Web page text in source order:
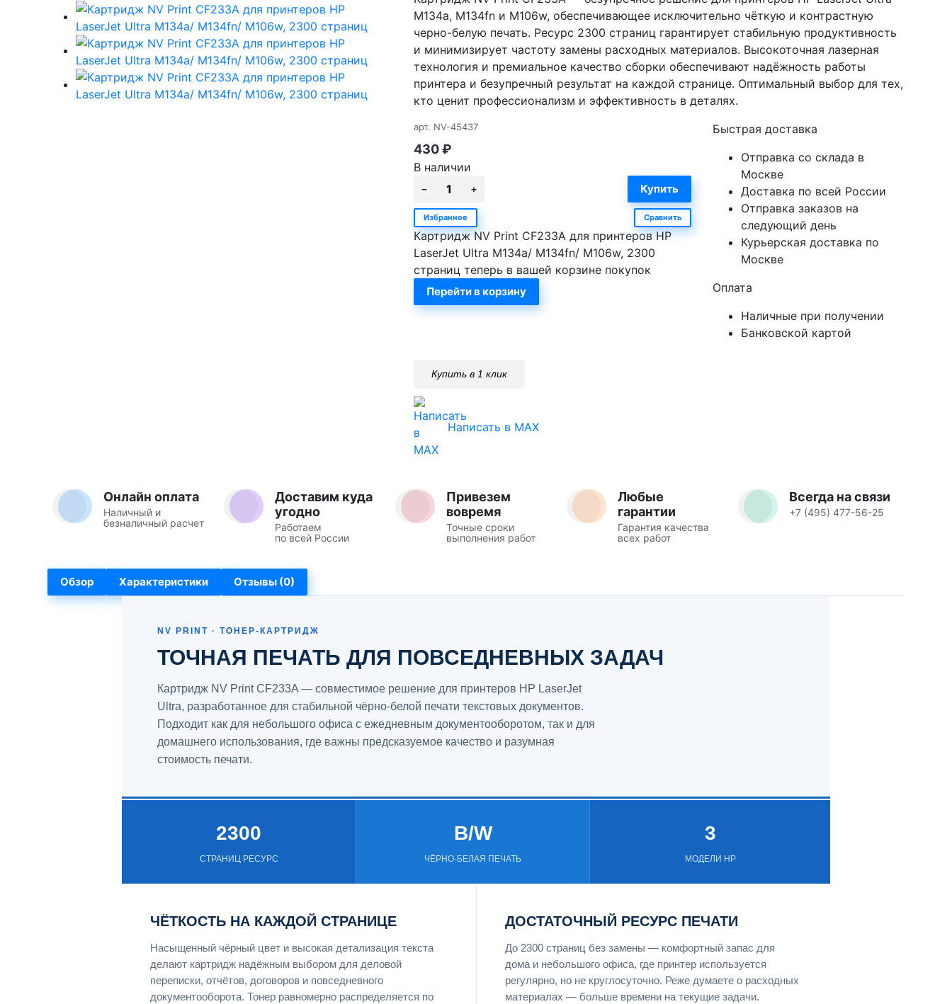
M134a, M134fn и M106w, обеспечивающее исключительно чёткую и контрастную
черно-белую печать. Ресурс 2300 страниц гарантирует стабильную продуктивность
и минимизирует частоту замены расходных материалов. Высокоточная лазерная
технология и премиальное качество сборки обеспечивают надёжность работы
принтера и безупречный результат на каждой странице. Оптимальный выбор для тех,
кто ценит профессионализм и эффективность в деталях.
арт. NV-45437
430₽
В наличии
Избранное Сравнить
Картридж NV Print CF233A для принтеров HP
LaserJet Ultra M134a/ M134fn/ M106w, 2300
страниц теперь в вашей корзине покупок
Перейти в корзину
Быстрая доставка
Отправка со склада в
Москве
Доставка по всей России
Отправка заказов на
следующий день
Курьерская доставка по
Москве
Оплата
Наличные при получении
Банковской картой
Купить в 1 клик
Написать в MAX
Онлайн оплата
Наличный и
безналичный расчет
Доставим куда
угодно
Работаем
по всей России
Привезем
вовремя
Точные сроки
выполнения работ
Любые
гарантии
Гарантия качества
всех работ
Всегда на связи
+7 (495) 477-56-25
Обзор Характеристики Отзывы (0)
NV PRINT · ТОНЕР-КАРТРИДЖ
ТОЧНАЯ ПЕЧАТЬ ДЛЯ ПОВСЕДНЕВНЫХ ЗАДАЧ
Картридж NV Print CF233A — совместимое решение для принтеров HP LaserJet
Ultra, разработанное для стабильной чёрно-белой печати текстовых документов.
Подходит как для небольшого офиса с ежедневным документооборотом, так и для
домашнего использования, где важны предсказуемое качество и разумная
стоимость печати.
2300
СТРАНИЦ РЕСУРС
B/W
ЧЁРНО-БЕЛАЯ ПЕЧАТЬ
3
МОДЕЛИ HP
ЧЁТКОСТЬ НА КАЖДОЙ СТРАНИЦЕ
Насыщенный чёрный цвет и высокая детализация текста
делают картридж надёжным выбором для деловой
переписки, отчётов, договоров и повседневного
документооборота. Тонер равномерно распределяется по
ДОСТАТОЧНЫЙ РЕСУРС ПЕЧАТИ
До 2300 страниц без замены — комфортный запас для
дома и небольшого офиса, где принтер используется
регулярно, но не круглосуточно. Реже думаете о расходных
материалах — больше времени на текущие задачи.